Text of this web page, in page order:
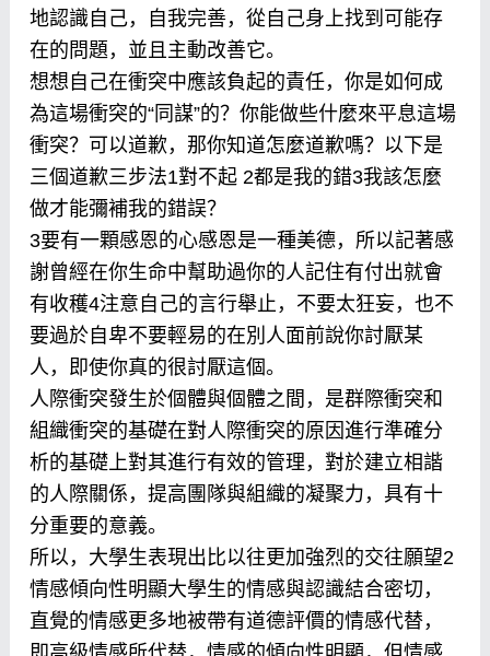
地認識自己，自我完善，從自己身上找到可能存
在的問題，並且主動改善它。
想想自己在衝突中應該負起的責任，你是如何成
為這場衝突的“同謀”的？你能做些什麼來平息這場
衝突？可以道歉，那你知道怎麼道歉嗎？以下是
三個道歉三步法1對不起 2都是我的錯3我該怎麼
做才能彌補我的錯誤？
3要有一顆感恩的心感恩是一種美德，所以記著感
謝曾經在你生命中幫助過你的人記住有付出就會
有收穫4注意自己的言行舉止，不要太狂妄，也不
要過於自卑不要輕易的在別人面前說你討厭某
人，即使你真的很討厭這個。
人際衝突發生於個體與個體之間，是群際衝突和
組織衝突的基礎在對人際衝突的原因進行準確分
析的基礎上對其進行有效的管理，對於建立相諧
的人際關係，提高團隊與組織的凝聚力，具有十
分重要的意義。
所以，大學生表現出比以往更加強烈的交往願望2
情感傾向性明顯大學生的情感與認識結合密切，
直覺的情感更多地被帶有道德評價的情感代替，